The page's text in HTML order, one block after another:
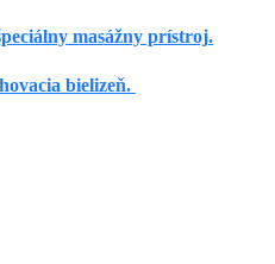
masážny prístroj.
bielizeň.